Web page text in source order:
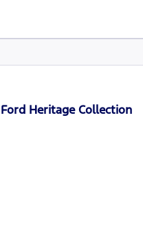
Ford Heritage Collection